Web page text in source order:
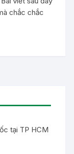
chắc chắc
tại TP HCM